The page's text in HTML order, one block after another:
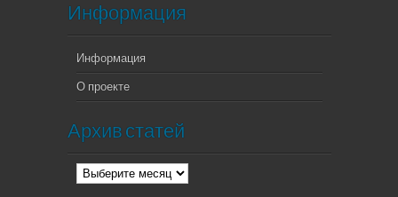
Информация
Информация
О проекте
Архив статей
Архив
статей